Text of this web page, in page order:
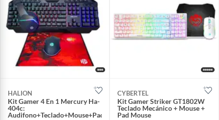
HALION
Kit Gamer 4 En 1 Mercury Ha-
404c:
Audifono+Teclado+Mouse+Pad
CYBERTEL
Kit Gamer Striker GT1802W
Teclado Mecánico + Mouse +
Pad Mouse